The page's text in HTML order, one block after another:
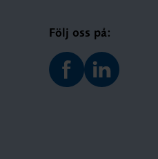
Följ oss på: